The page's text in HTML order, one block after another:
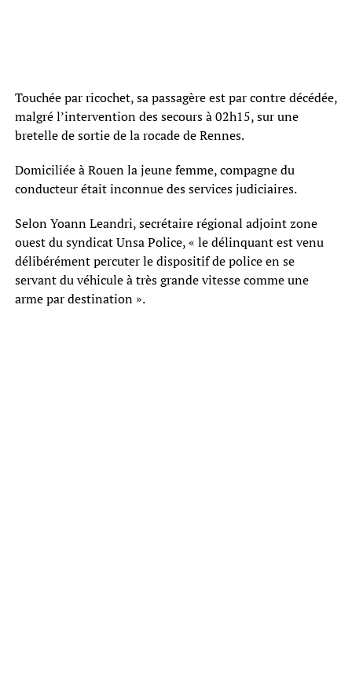
Touchée par ricochet, sa passagère est par contre décédée,
malgré l’intervention des secours à 02h15, sur une
bretelle de sortie de la rocade de Rennes.
Domiciliée à Rouen la jeune femme, compagne du
conducteur était inconnue des services judiciaires.
Selon Yoann Leandri, secrétaire régional adjoint zone
ouest du syndicat Unsa Police, « le délinquant est venu
délibérément percuter le dispositif de police en se
servant du véhicule à très grande vitesse comme une
arme par destination ».